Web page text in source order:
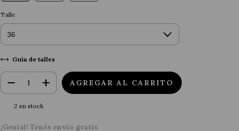
Talle
Guía de talles
2 en stock
¡Genial! Tenés envío gratis